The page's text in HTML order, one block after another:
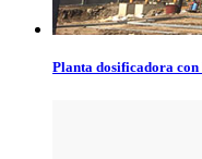
Planta dosificadora